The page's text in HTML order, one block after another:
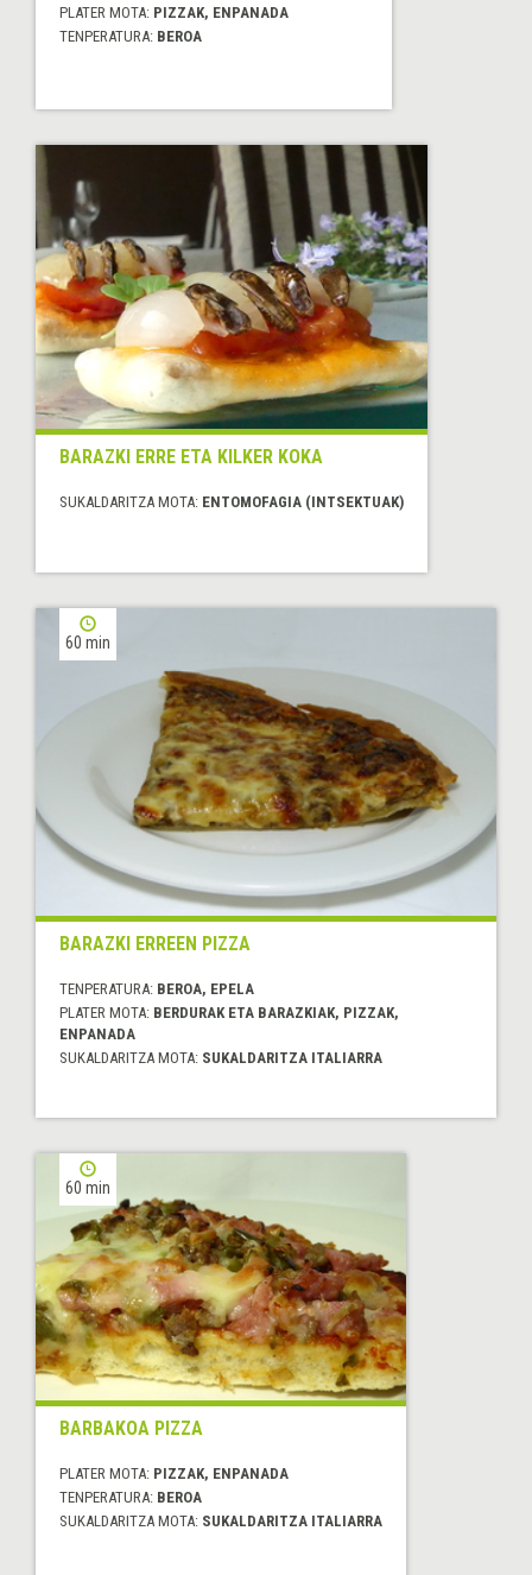
PLATER MOTA: PIZZAK, ENPANADA
TENPERATURA: BEROA
BARAZKI ERRE ETA KILKER KOKA
SUKALDARITZA MOTA: ENTOMOFAGIA (INTSEKTUAK)
60 min
BARAZKI ERREEN PIZZA
TENPERATURA: BEROA, EPELA
PLATER MOTA: BERDURAK ETA BARAZKIAK, PIZZAK,
ENPANADA
SUKALDARITZA MOTA: SUKALDARITZA ITALIARRA
60 min
BARBAKOA PIZZA
PLATER MOTA: PIZZAK, ENPANADA
TENPERATURA: BEROA
SUKALDARITZA MOTA: SUKALDARITZA ITALIARRA